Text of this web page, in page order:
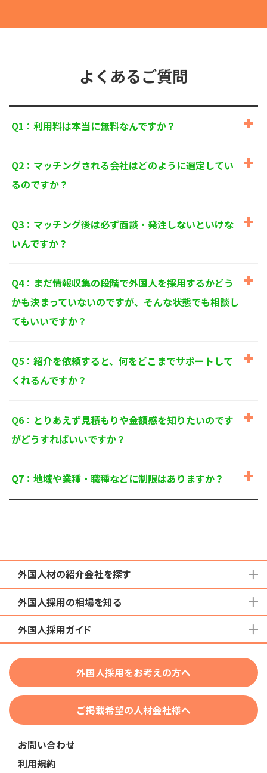
2. 安全対策の実施について
構築し、個人情報への不正アクセス、個人情報の漏
洩、滅失または毀損等の的確な防止とセキュリティの
本人からの苦情および相談があった場合には、適切か
正、削除、または利用もしくは提供の停止等を求めら
れたときは、適法かつ遅滞なく応じます。
に関する法令、国が定める指針およびその他の規範を
TEL：0120-550-580
株式会社 アルフォース･ワン 個人情報保護担当
よくあるご質問
Q1：利用料は本当に無料なんですか？
Q2：マッチングされる会社はどのように選定してい
るのですか？
Q3：マッチング後は必ず面談・発注しないといけな
いんですか？
Q4：まだ情報収集の段階で外国人を採用するかどう
かも決まっていないのですが、そんな状態でも相談し
てもいいですか？
Q5：紹介を依頼すると、何をどこまでサポートして
くれるんですか？
Q6：とりあえず見積もりや金額感を知りたいのです
がどうすればいいですか？
Q7：地域や業種・職種などに制限はありますか？
外国人材の紹介会社を探す
地域から検索する
国籍から検索する
在留資格から検索する
団体種別から探す
業界・職種から検索する
外国人採用の相場を知る
育成就労外国人の受け入れ相場
技人国・高度人材の受け入れ相場
外国人採用ガイド
特定技能
技術・人文知識・国際業務
外国人採用をお考えの方へ
ご掲載希望の人材会社様へ
お問い合わせ
利用規約